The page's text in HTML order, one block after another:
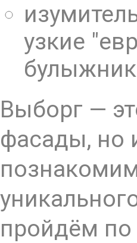
узкие
Выборг —
фасады, но
пройдём